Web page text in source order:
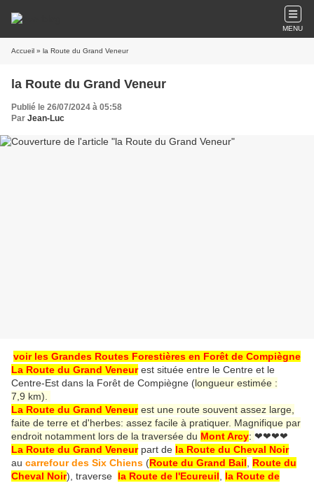
MENU
Accueil » la Route du Grand Veneur
la Route du Grand Veneur
Publié le 26/07/2024 à 05:58
Par Jean-Luc
voir les Grandes Routes Forestières en Forêt de Compiègne
La Route du Grand Veneurest située entre le Centre et le
Centre-Est dans la Forêt de Compiègne (longueur estimée :
7,9 km).
La Route du Grand Veneur est une route souvent assez large,
faite de terre et d'herbes: assez facile à pratiquer. Magnifique par
endroit notamment lors de la traversée du Mont Arcy: ❤❤❤❤
La Route du Grand Veneurpart de la Route du Cheval Noir
au carrefour des Six Chiens (Route du Grand Bail
Route du
Cheval Noir), traverse la Route de l'Ecureuil
la Route de